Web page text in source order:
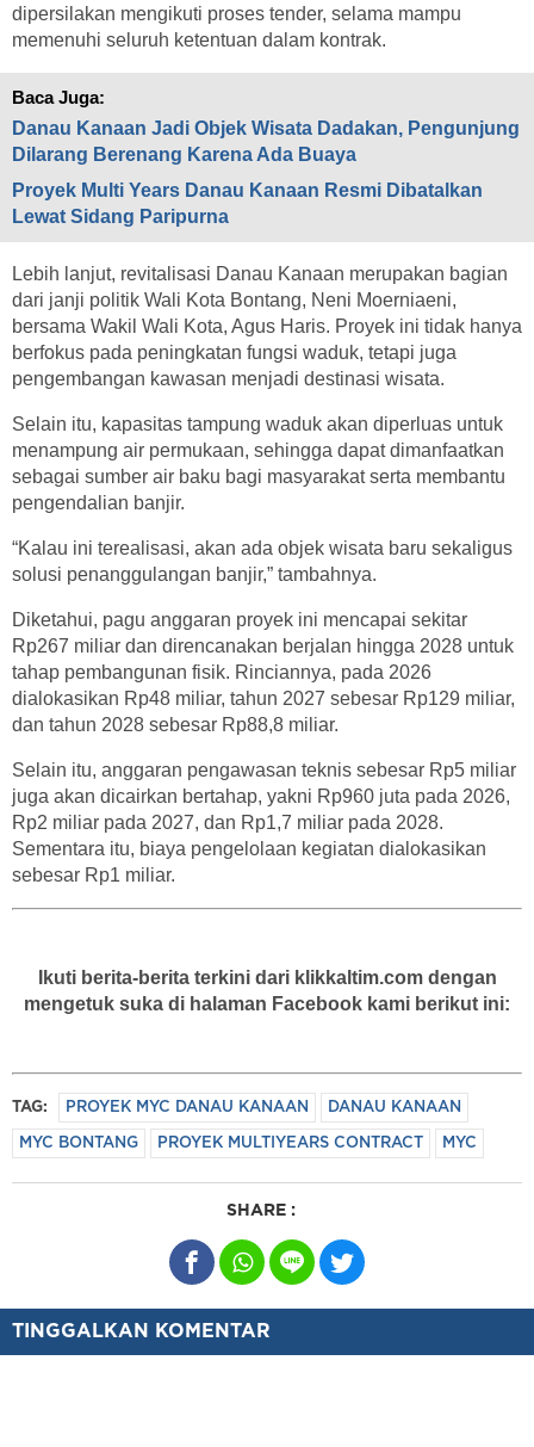
dipersilakan mengikuti proses tender, selama mampu
memenuhi seluruh ketentuan dalam kontrak.
Baca Juga:
Danau Kanaan Jadi Objek Wisata Dadakan, Pengunjung
Dilarang Berenang Karena Ada Buaya
Proyek Multi Years Danau Kanaan Resmi Dibatalkan
Lewat Sidang Paripurna
Lebih lanjut, revitalisasi Danau Kanaan merupakan bagian
dari janji politik Wali Kota Bontang, Neni Moerniaeni,
bersama Wakil Wali Kota, Agus Haris. Proyek ini tidak hanya
berfokus pada peningkatan fungsi waduk, tetapi juga
pengembangan kawasan menjadi destinasi wisata.
Selain itu, kapasitas tampung waduk akan diperluas untuk
menampung air permukaan, sehingga dapat dimanfaatkan
sebagai sumber air baku bagi masyarakat serta membantu
pengendalian banjir.
“Kalau ini terealisasi, akan ada objek wisata baru sekaligus
solusi penanggulangan banjir,” tambahnya.
Diketahui, pagu anggaran proyek ini mencapai sekitar
Rp267 miliar dan direncanakan berjalan hingga 2028 untuk
tahap pembangunan fisik. Rinciannya, pada 2026
dialokasikan Rp48 miliar, tahun 2027 sebesar Rp129 miliar,
dan tahun 2028 sebesar Rp88,8 miliar.
Selain itu, anggaran pengawasan teknis sebesar Rp5 miliar
juga akan dicairkan bertahap, yakni Rp960 juta pada 2026,
Rp2 miliar pada 2027, dan Rp1,7 miliar pada 2028.
Sementara itu, biaya pengelolaan kegiatan dialokasikan
sebesar Rp1 miliar.
Ikuti berita-berita terkini dari klikkaltim.com dengan
mengetuk suka di halaman Facebook kami berikut ini:
TAG: PROYEK MYC DANAU KANAAN DANAU KANAAN
MYC BONTANG PROYEK MULTIYEARS CONTRACT MYC
SHARE :
TINGGALKAN KOMENTAR